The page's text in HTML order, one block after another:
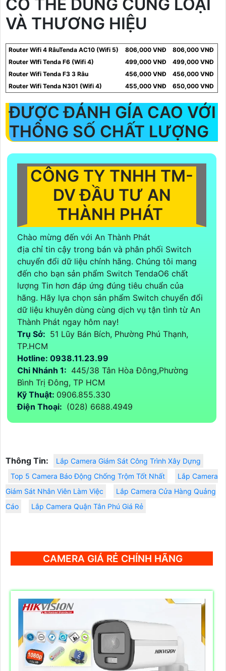
CÓ THỂ DÙNG CÙNG LOẠI
VÀ THƯƠNG HIỆU
Router Wifi 4 RâuTenda AC10 (Wifi 5) 806,000 VNĐ
806,000 VNĐ
Router WIfi Tenda F6 (Wifi 4)
499,000 VNĐ
499,000 VNĐ
Router Wifi Tenda F3 3 Râu
456,000 VNĐ
456,000 VNĐ
Router Wifi Tenda N301 (Wifi 4)
455,000 VNĐ 650,000 VNĐ
ĐƯỢC ĐÁNH GÍA CAO VỚI
THÔNG SỐ CHẤT LƯỢNG
CÔNG TY TNHH TM-
DV ĐẦU TƯ AN
THÀNH PHÁT
Chào mừng đến với An Thành Phát
địa chỉ tin cậy trong bán và phân phối Switch
chuyển đổi dữ liệu chính hãng. Chúng tôi mang
đến cho bạn sản phẩm Switch TendaO6 chất
lượng Tin hơn đáp ứng đúng tiêu chuẩn của
hãng. Hãy lựa chọn sản phẩm Switch chuyển đổi
dữ liệu khuyên dùng cùng dịch vụ tận tình từ An
Thành Phát ngay hôm nay!
Trụ Sở: 51 Lũy Bán Bích, Phường Phú Thạnh,
TP.HCM
Hotline: 0938.11.23.99
Chi Nhánh 1: 445/38 Tân Hòa Đông,Phường
Bình Trị Đông, TP HCM
Kỹ Thuật: 0906.855.330
Điện Thoại: (028) 6688.4949
Thông Tin:
Lắp Camera Giám Sát Công Trình Xây Dựng
Top 5 Camera Báo Động Chống Trộm Tốt Nhất
Lắp Camera
Giám Sát Nhân Viên Làm Việc
Lắp Camera Cửa Hàng Quảng
Cáo
Lắp Camera Quận Tân Phú Giá Rẻ
CAMERA GIÁ RẺ CHÍNH HÃNG